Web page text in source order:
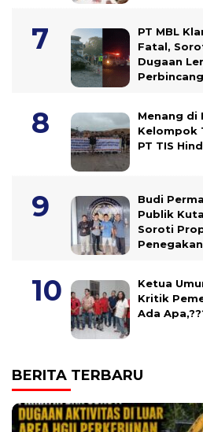
PT MBL
Fatal,
Dugaan
Menang di
Kelompok
PT TIS
Budi
Publik
Soroti
Ketua
Kritik
Ada
BERITA TERBARU